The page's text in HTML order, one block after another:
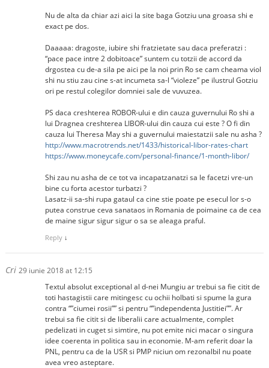
Nu de alta da chiar azi aici la site baga Gotziu una groasa shi e
exact pe dos.
Daaaaa: dragoste, iubire shi fratzietate sau daca preferatzi :
“pace pace intre 2 dobitoace” suntem cu totzii de accord da
drgostea cu de-a sila pe aici pe la noi prin Ro se cam cheama viol
shi nu stiu zau cine s-at incumeta sa-l “violeze” pe ilustrul Gotziu
ori pe restul colegilor domniei sale de vuvuzea.
PS daca creshterea ROBOR-ului e din cauza guvernului Ro shi a
lui Dragnea creshterea LIBOR-ului din cauza cui este ? O fi din
cauza lui Theresa May shi a guvernului maiestatzii sale nu asha ?
http://www.macrotrends.net/1433/historical-libor-rates-chart
https://www.moneycafe.com/personal-finance/1-month-libor/
Shi zau nu asha de ce tot va incapatzanatzi sa le facetzi vre-un
bine cu forta acestor turbatzi ?
Lasatz-ii sa-shi rupa gataul ca cine stie poate pe esecul lor s-o
putea construe ceva sanataos in Romania de poimaine ca de cea
de maine sigur sigur sigur o sa se aleaga praful.
Reply ↓
Cri 29 iunie 2018 at 12:15
Textul absolut exceptional al d-nei Mungiu ar trebui sa fie citit de
toti hastagistii care mitingesc cu ochii holbati si spume la gura
contra “”ciumei rosii”” si pentru “”independenta Justitiei””. Ar
trebui sa fie citit si de liberalii care actualmente, complet
pedelizati in cuget si simtire, nu pot emite nici macar o singura
idee coerenta in politica sau in economie. M-am referit doar la
PNL, pentru ca de la USR si PMP niciun om rezonalbil nu poate
avea vreo asteptare.